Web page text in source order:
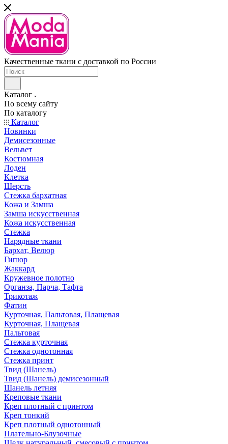
Качественные ткани с доставкой по России
Каталог
По всему сайту
По каталогу
Каталог
Новинки
Демисезонные
Вельвет
Костюмная
Лоден
Клетка
Шерсть
Стежка бархатная
Кожа и Замша
Замша искусственная
Кожа искусственная
Стежка
Нарядные ткани
Бархат, Велюр
Гипюр
Жаккард
Кружевное полотно
Органза, Парча, Тафта
Трикотаж
Фатин
Курточная, Пальтовая, Плащевая
Курточная, Плащевая
Пальтовая
Стежка курточная
Стежка однотонная
Стежка принт
Твид (Шанель)
Твид (Шанель) демисезонный
Шанель летняя
Креповые ткани
Креп плотный с принтом
Креп тонкий
Креп плотный однотонный
Плательно-Блузочные